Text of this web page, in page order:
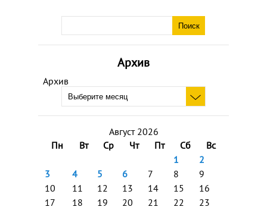
Архив
Архив
Август 2026
Пн
Вт Ср Чт Пт Сб
Вс
1
2
3
4 5 6 7 8
9
10
11 12 13 14 15
16
17
18 19 20 21 22
23